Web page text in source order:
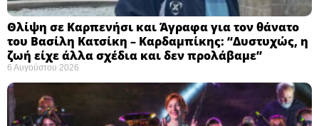
Θλίψη σε Καρπενήσι και Άγραφα για τον θάνατο
του Βασίλη Κατσίκη – Καρδαμπίκης: “Δυστυχώς, η
ζωή είχε άλλα σχέδια και δεν προλάβαμε”
6 Αυγούστου 2026